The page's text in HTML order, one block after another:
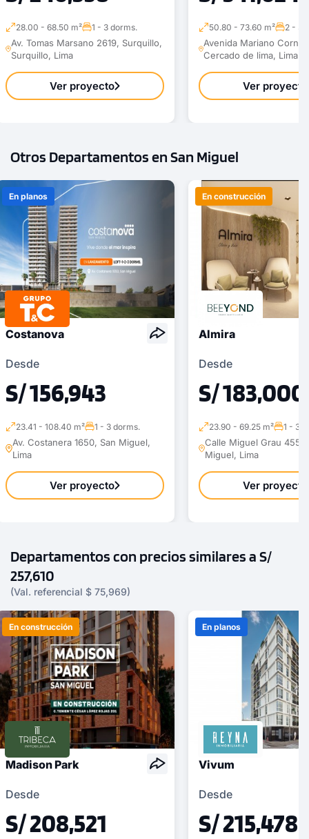
28.00 - 68.50 m² 1 - 3 dorms.
Av. Tomas Marsano 2619, Surquillo,
Surquillo, Lima
Ver proyecto
50.80 - 73.60 m² 2 - 3
Avenida Mariano
Cercado de lima, Lima
Ver proyecto
Otros Departamentos en San Miguel
En planos
Costanova
Desde
S/ 156,943
23.41 - 108.40 m² 1 - 3 dorms.
Av. Costanera 1650, San Miguel,
Lima
Ver proyecto
En construcción
Almira
Desde
S/ 183,000
23.90 - 69.25 m² 1 - 3
Calle Miguel Grau 455 ,
Miguel, Lima
Ver proyecto
Departamentos con precios similares a S/
257,610
(Val. referencial $ 75,969)
En construcción
Madison Park
Desde
S/ 208,521
En planos
Vivum
Desde
S/ 215,478